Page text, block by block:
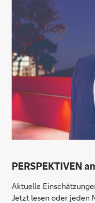
PERSPEKTIVEN
Aktuelle
Jetzt lesen oder jeden